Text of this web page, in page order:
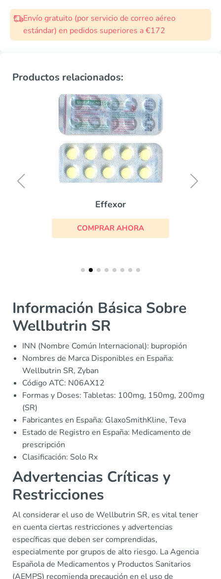
Envío gratuito (por servicio de correo aéreo
estándar) en pedidos superiores a €172
Productos relacionados:
Effexor
COMPRAR AHORA
Información Básica Sobre
Wellbutrin SR
INN (Nombre Común Internacional): bupropión
Nombres de Marca Disponibles en España:
Wellbutrin SR, Zyban
Código ATC: N06AX12
Formas y Doses: Tabletas: 100mg, 150mg, 200mg
(SR)
Fabricantes en España: GlaxoSmithKline, Teva
Estado de Registro en España: Medicamento de
prescripción
Clasificación: Solo Rx
Advertencias Críticas y
Restricciones
Al considerar el uso de Wellbutrin SR, es vital tener
en cuenta ciertas restricciones y advertencias
específicas que deben ser comprendidas,
especialmente por grupos de alto riesgo. La Agencia
Española de Medicamentos y Productos Sanitarios
(AEMPS) recomienda precaución en el uso de